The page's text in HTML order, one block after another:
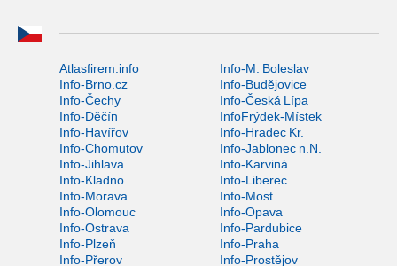
Atlasfirem.info
Info-M. Boleslav
Info-Brno.cz
Info-Budějovice
Info-Čechy
Info-Česká Lípa
Info-Děčín
InfoFrýdek-Místek
Info-Havířov
Info-Hradec Kr.
Info-Chomutov
Info-Jablonec n.N.
Info-Jihlava
Info-Karviná
Info-Kladno
Info-Liberec
Info-Morava
Info-Most
Info-Olomouc
Info-Opava
Info-Ostrava
Info-Pardubice
Info-Plzeň
Info-Praha
Info-Přerov
Info-Prostějov